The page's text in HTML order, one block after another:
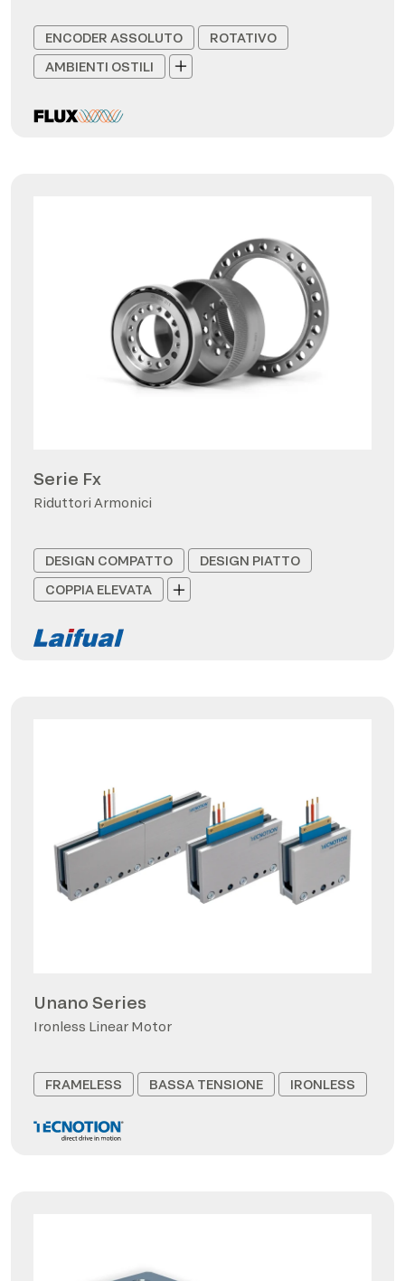
ENCODER ASSOLUTO
ROTATIVO
AMBIENTI OSTILI
Serie Fx
Riduttori Armonici
DESIGN COMPATTO
DESIGN PIATTO
COPPIA ELEVATA
Unano Series
Ironless Linear Motor
FRAMELESS BASSA TENSIONE IRONLESS